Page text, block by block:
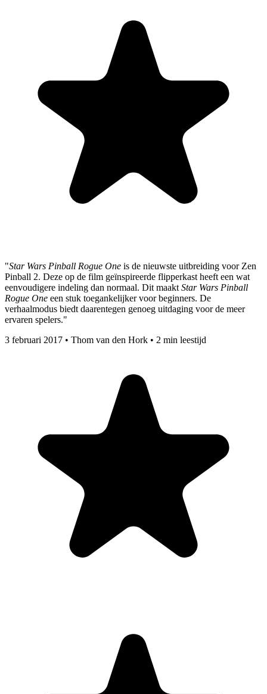
"Star Wars Pinball Rogue One is de nieuwste uitbreiding voor Zen
Pinball 2. Deze op de film geïnspireerde flipperkast heeft een wat
eenvoudigere indeling dan normaal. Dit maakt Star Wars Pinball
Rogue One een stuk toegankelijker voor beginners. De
verhaalmodus biedt daarentegen genoeg uitdaging voor de meer
ervaren spelers."
3 februari 2017 • Thom van den Hork • 2 min leestijd